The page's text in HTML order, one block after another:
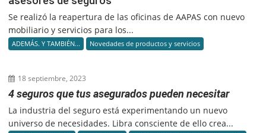
Se realizó la reapertura de las oficinas de AAPAS con nuevo
mobiliario y servicios para los...
ADEMÁS. Y TAMBIÉN... Novedades de productos y servicios
18 septiembre, 2023
4 seguros que tus asegurados pueden necesitar
La industria del seguro está experimentando un nuevo
universo de necesidades. Libra consciente de ello crea...